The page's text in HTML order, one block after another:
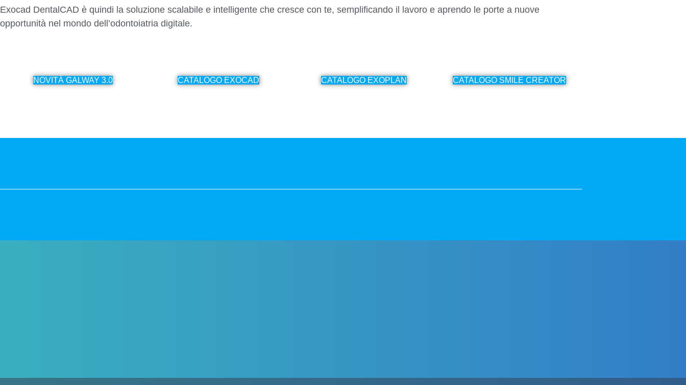
Exocad DentalCAD è quindi la soluzione scalabile e intelligente che cresce con te, semplificando il lavoro e aprendo le porte a nuove
opportunità nel mondo dell’odontoiatria digitale.
NOVITÀ GALWAY 3.0 CATALOGO EXOCAD CATALOGO EXOPLAN CATALOGO SMILE CREATOR